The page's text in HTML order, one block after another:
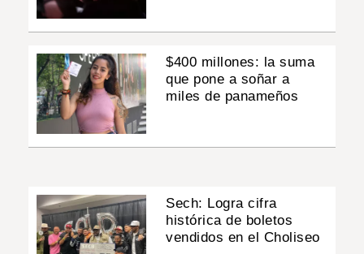
$400 millones: la suma
que pone a soñar a
miles de panameños
Sech: Logra cifra
histórica de boletos
vendidos en el Choliseo